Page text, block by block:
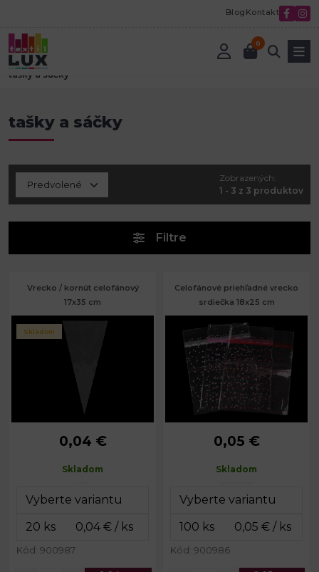
Blog Kontakt
0
Úvod
Vybavenie predajní pre galantériu
tašky a sáčky
tašky a sáčky
Zobrazených:
1 - 3 z 3 produktov
Filtre
Vrecko / kornút celofánový
17x35 cm
Rozmery: 17 x 35 cm
Skladom
0,04 €
Skladom
Kód: 900987
Celofánové priehľadné vrecko
srdiečka 18x25 cm
Rozmery: 18 x 25 cm
0,05 €
Skladom
Kód: 900986